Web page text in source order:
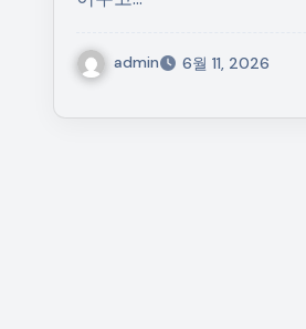
admin 6월 11, 2026